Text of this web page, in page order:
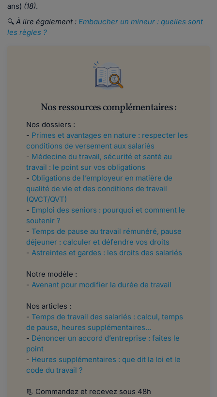
ans) (18).
🔍 À lire également : Embaucher un mineur : quelles sont
les règles ?
Nos ressources complémentaires :
Nos dossiers :
- Primes et avantages en nature : respecter les
conditions de versement aux salariés
- Médecine du travail, sécurité et santé au
travail : le point sur vos obligations
- Obligations de l’employeur en matière de
qualité de vie et des conditions de travail
(QVCT/QVT)
- Emploi des seniors : pourquoi et comment le
soutenir ?
- Temps de pause au travail rémunéré, pause
déjeuner : calculer et défendre vos droits
- Astreintes et gardes : les droits des salariés
Notre modèle :
- Avenant pour modifier la durée de travail
Nos articles :
- Temps de travail des salariés : calcul, temps
de pause, heures supplémentaires...
- Dénoncer un accord d’entreprise : faites le
point
- Heures supplémentaires : que dit la loi et le
code du travail ?
📃 ​​​​Commandez et recevez sous 48h